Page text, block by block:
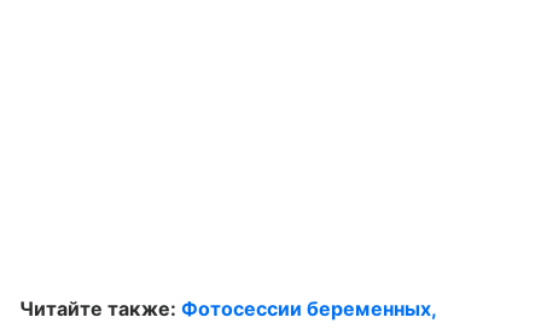
Читайте также: Фотосессии беременных,